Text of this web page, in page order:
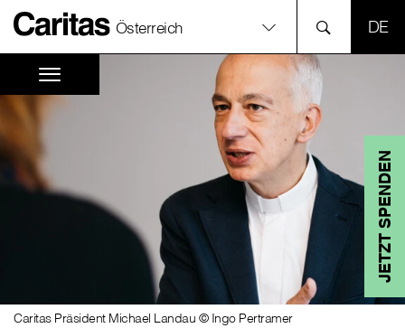
Österreich
JETZT SPENDEN
Caritas Präsident Michael Landau © Ingo Pertramer